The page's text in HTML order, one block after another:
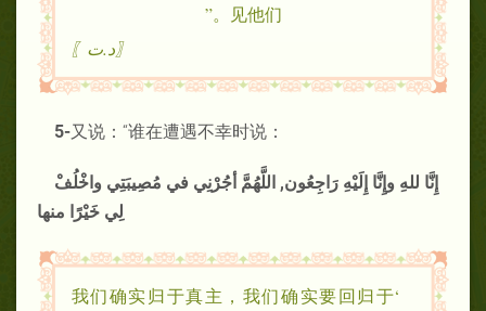
见他们。”
〖د.ت〗
5-又说：“谁在遭遇不幸时说：
إِنَّا للهِ وإِنَّا إِلَيْهِ رَاجِعُون, اللَّهُمَّ أجُرْنِي في مُصِيبَتِي واخْلُفْ
لِي خَيْرًا منها
‘我们确实归于真主，我们确实要回归于